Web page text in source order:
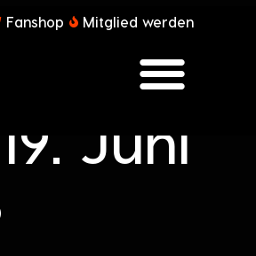
Fanshop Mitglied werden
19. Juni